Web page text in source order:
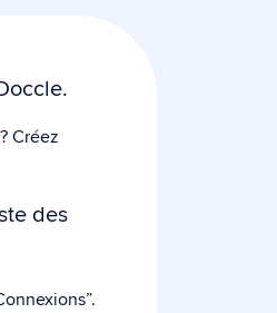
Créez
des